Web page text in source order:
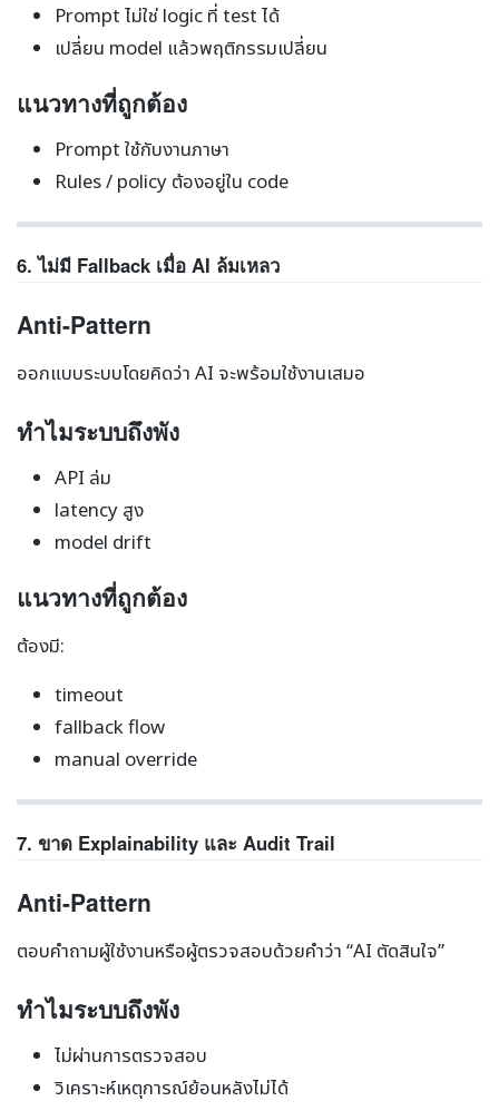
Prompt ไม่ใช่ logic ที่ test ได้
เปลี่ยน model แล้วพฤติกรรมเปลี่ยน
แนวทางที่ถูกต้อง
Prompt ใช้กับงานภาษา
Rules / policy ต้องอยู่ใน code
6. ไม่มี Fallback เมื่อ AI ล้มเหลว
Anti-Pattern
ออกแบบระบบโดยคิดว่า AI จะพร้อมใช้งานเสมอ
ทำไมระบบถึงพัง
API ล่ม
latency สูง
model drift
แนวทางที่ถูกต้อง
ต้องมี:
timeout
fallback flow
manual override
7. ขาด Explainability และ Audit Trail
Anti-Pattern
ตอบคำถามผู้ใช้งานหรือผู้ตรวจสอบด้วยคำว่า “AI ตัดสินใจ”
ทำไมระบบถึงพัง
ไม่ผ่านการตรวจสอบ
วิเคราะห์เหตุการณ์ย้อนหลังไม่ได้